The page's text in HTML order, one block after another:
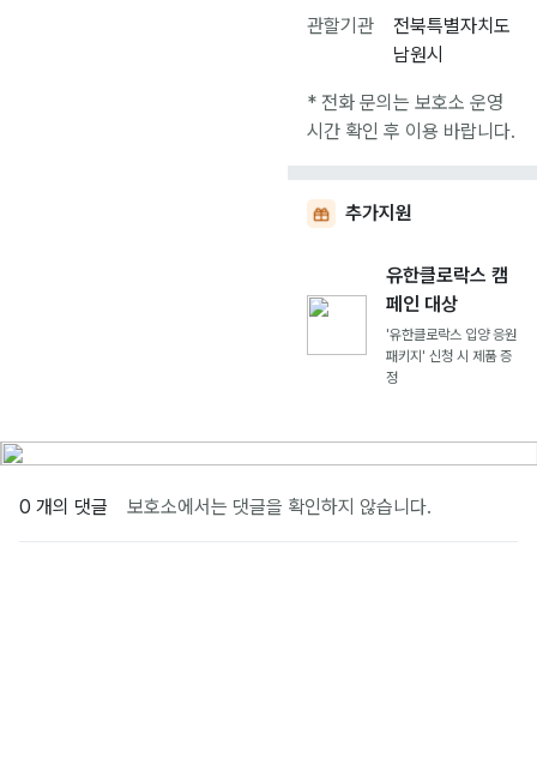
관할기관
전북특별자치도
남원시
* 전화 문의는 보호소 운영
시간 확인 후 이용 바랍니다.
추가지원
유한클로락스 캠
페인 대상
'유한클로락스 입양 응원
패키지' 신청 시 제품 증
정
0 개의 댓글 보호소에서는 댓글을 확인하지 않습니다.